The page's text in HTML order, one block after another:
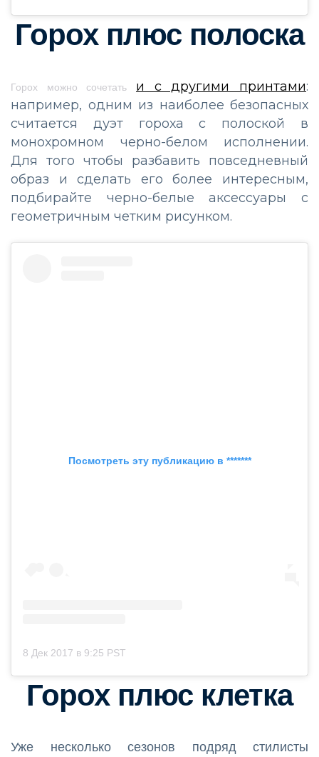
Горох плюс полоска
Горох можно сочетать и с другими принтами:
например, одним из наиболее безопасных
считается дуэт гороха с полоской в
монохромном черно-белом исполнении.
Для того чтобы разбавить повседневный
образ и сделать его более интересным,
подбирайте черно-белые аксессуары с
геометричным четким рисунком.
Посмотреть эту публикацию в *******
8 Дек 2017 в 9:25 PST
Горох плюс клетка
Уже несколько сезонов подряд стилисты